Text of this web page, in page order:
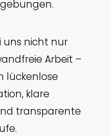
uns nicht nur
Arbeit –
lückenlose
klare
transparente